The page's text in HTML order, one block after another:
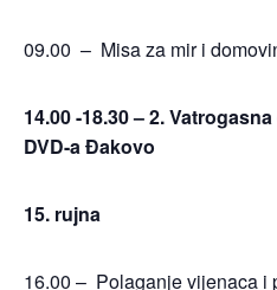
09.00 – Misa za mir i
14.00 -18.30 – 2.
DVD-a Đakovo
15. rujna
16.00 – Polaganje vijenaca i